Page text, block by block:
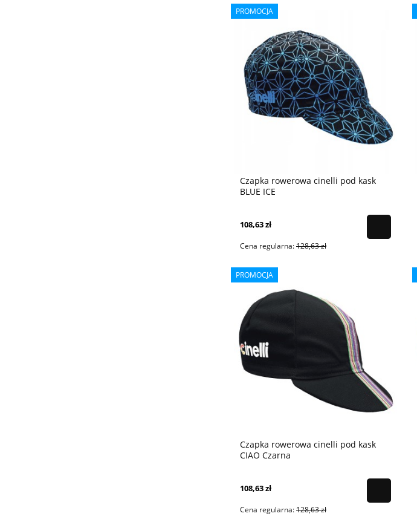
Czapka rowerowa cinelli pod kask
BLUE ICE
108,63 zł
Cena regularna:128,63 zł
PROMOCJA
Czapka rowerowa cinelli pod kask
CIAO Czarna
108,63 zł
Cena regularna:128,63 zł
PROMOCJA